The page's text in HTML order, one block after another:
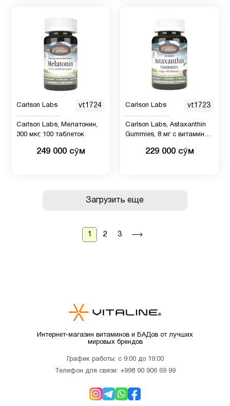
Carlson Labs vt1724
Carlson Labs, Мелатонин,
300 мкг, 100 таблеток
249 000 сӯм
Carlson Labs vt1723
Carlson Labs, Astaxanthin
Gummies, 8 мг с витамином
229 000 сӯм
Загрузить еще
1 2 3
Интернет-магазин витаминов и БАДов от лучших
мировых брендов
График работы: с 9:00 до 19:00
Телефон для связи: +998 90 906 69 99